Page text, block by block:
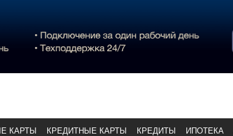
КАРТЫ КРЕДИТНЫЕ КАРТЫ КРЕДИТЫ ИПОТЕКА